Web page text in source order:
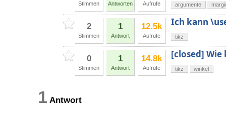
Stimmen Antworten Aufrufe argumente
2
Stimmen
1
Antwort
12.5k
Aufrufe
Ich kann
tikz
0
Stimmen
1
Antwort
14.8k
Aufrufe
[closed] Wie
tikz winkel
1 Antwort